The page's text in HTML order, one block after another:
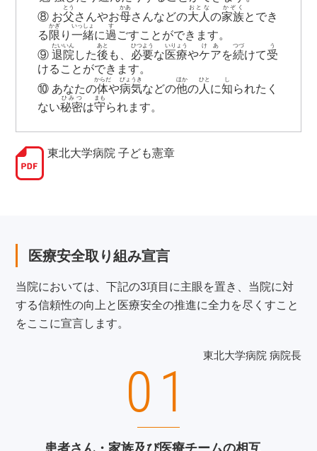
⑧ お父
とう
さんやお母
かあ
さんなどの大人
おとな
の家族
かぞく
とでき
る 限
かぎ
り一緒
いっしょ
に過
す
ごすことができます。
⑨退院
たいいん
した後
あと
も、 必要
ひつよう
な医療
いりょう
やケア
けあ
を続
つづ
けて受
う
けることができます。
⑩ あなたの体
からだ
や病気
びょうき
などの他
ほか
の 人
ひと
に知
し
られたく
ない秘密
ひみつ
は守
まも
られます。
東北大学病院 子ども憲章
医療安全取り組み宣言
当院においては、下記の3項目に主眼を置き、当院に対
する信頼性の向上と医療安全の推進に全力を尽くすこと
をここに宣言します。
東北大学病院 病院長
01
患者さん・家族及び医療チームの相互